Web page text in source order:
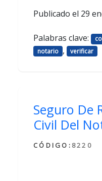
Publicado el 29
Palabras clave:
notario , verificar
Seguro De
Civil Del
CÓDIGO: 8220